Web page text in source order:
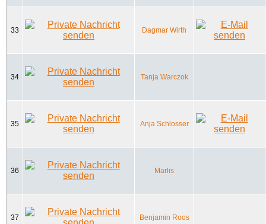
33 Dagmar Wirth
34 Tanja Warczok
35 Anja Schlosser
36 Marlis
37 Benjamin Roos